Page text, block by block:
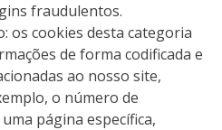
fraudulentos.
os cookies desta categoria
de forma codificada e
ao nosso site,
o número de
página específica,